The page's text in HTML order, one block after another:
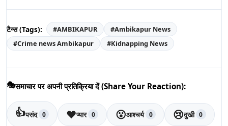
टैग्स (Tags): #AMBIKAPUR #Ambikapur News
#Crime news Ambikapur #Kidnapping News
🎭समाचार पर अपनी प्रतिक्रिया दें (Share Your Reaction):
👍पसंद 0 ❤️प्यार 0 😮आश्चर्य 0 😢दुखी 0